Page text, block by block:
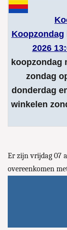
Koopzondag
2026
koopzondag
zondag
donderdag
winkelen
Er zijn vrijdag 07
overeenkomen